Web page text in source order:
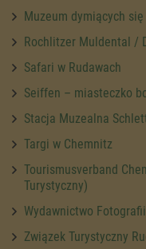
Muzeum dymiących
Rochlitzer Muldental /
Safari w Rudawach
Seiffen – miasteczko
Stacja Muzealna
Targi w Chemnitz
Tourismusverband
Turystyczny)
Wydawnictwo
Związek Turystyczny